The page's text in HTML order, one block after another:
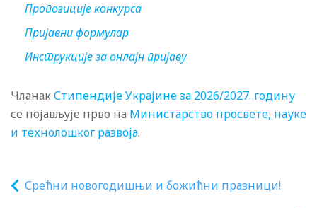
Пропозиције конкурса
Пријавни формулар
Инструкције за онлајн пријаву
ЧланакСтипендије Украјине за 2026/2027. годину
се појављује прво на Министарство просвете, науке
и технолошког развоја.
Срећни новогодишњи и божићни празници!